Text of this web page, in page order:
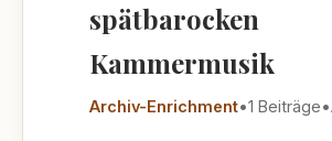
spätbarocken
Kammermusik
Archiv-Enrichment•1 Beiträge•